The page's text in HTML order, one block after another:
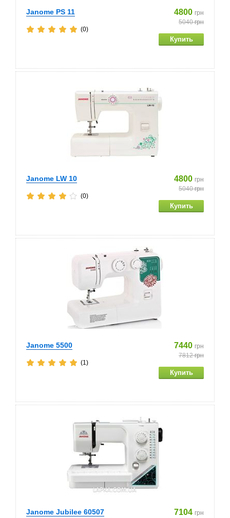
Janome PS 11 4800 грн
5040грн
(0)
Janome LW 10 4800 грн
5040грн
(0)
Janome 5500 7440 грн
7812грн
(1)
Janome Jubilee 60507 7104 грн